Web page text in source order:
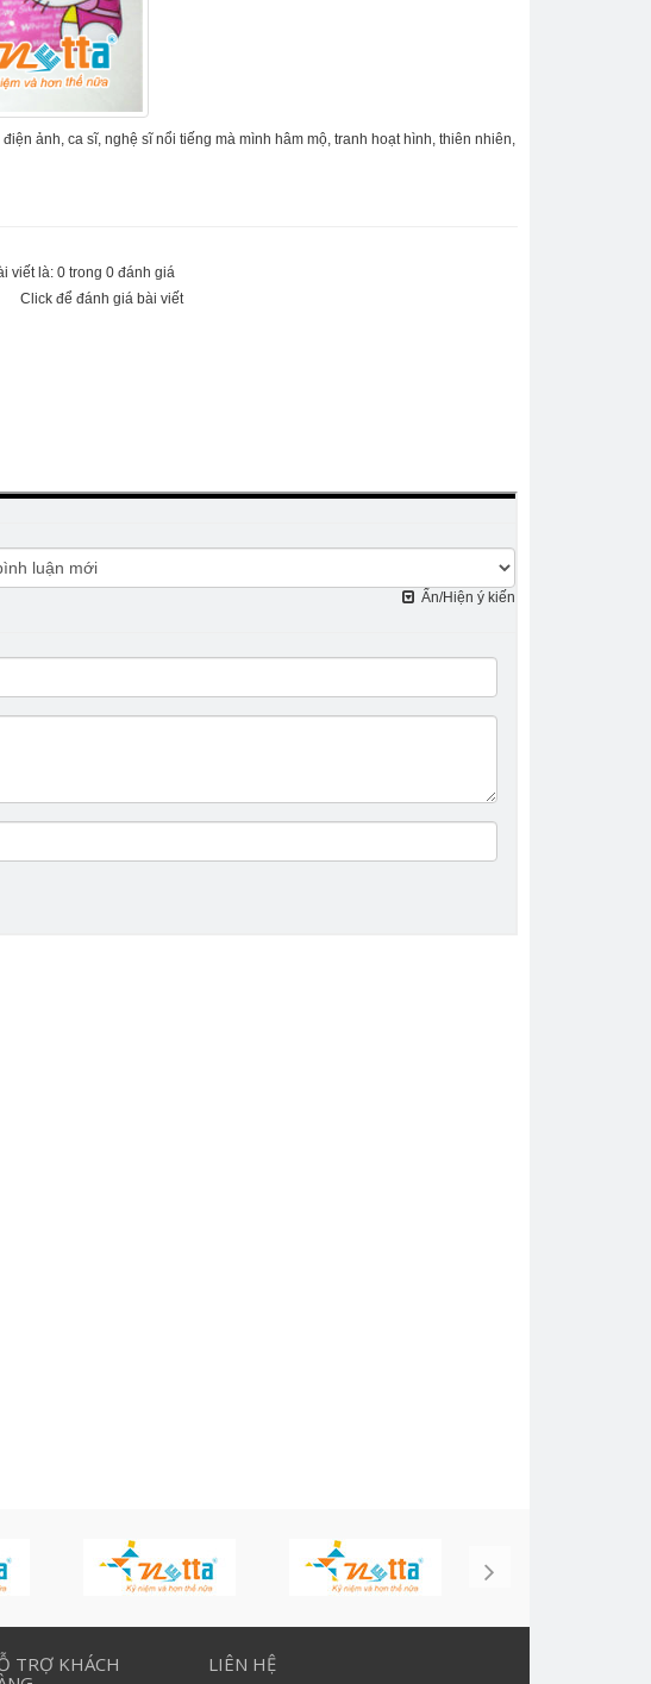
ảnh, ca sĩ, nghệ sĩ nổi tiếng mà mình hâm mộ, tranh hoạt hình, thiên nhiên,
viết là: 0 trong 0 đánh giá
Click để đánh giá bài viết
TRỢ KHÁCH
LIÊN HỆ